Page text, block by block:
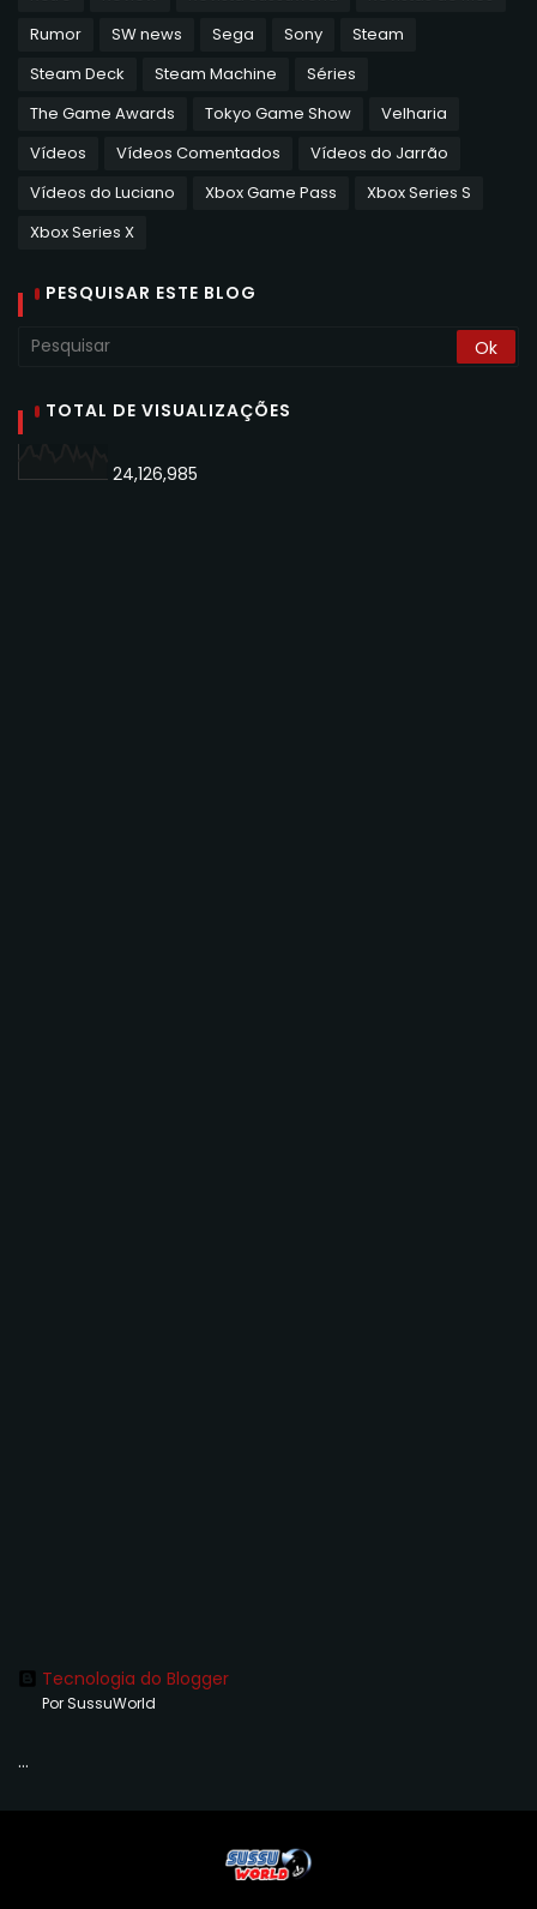
Rumor
SW news Sega Sony
Steam
Steam Deck
Steam Machine
Séries
The Game Awards
Tokyo Game Show
Velharia
Vídeos
Vídeos Comentados
Vídeos do Jarrão
Vídeos do Luciano
Xbox Game Pass
Xbox Series S
Xbox Series X
PESQUISAR ESTE BLOG
TOTAL DE VISUALIZAÇÕES
24,126,985
Tecnologia do Blogger
Por SussuWorld
...